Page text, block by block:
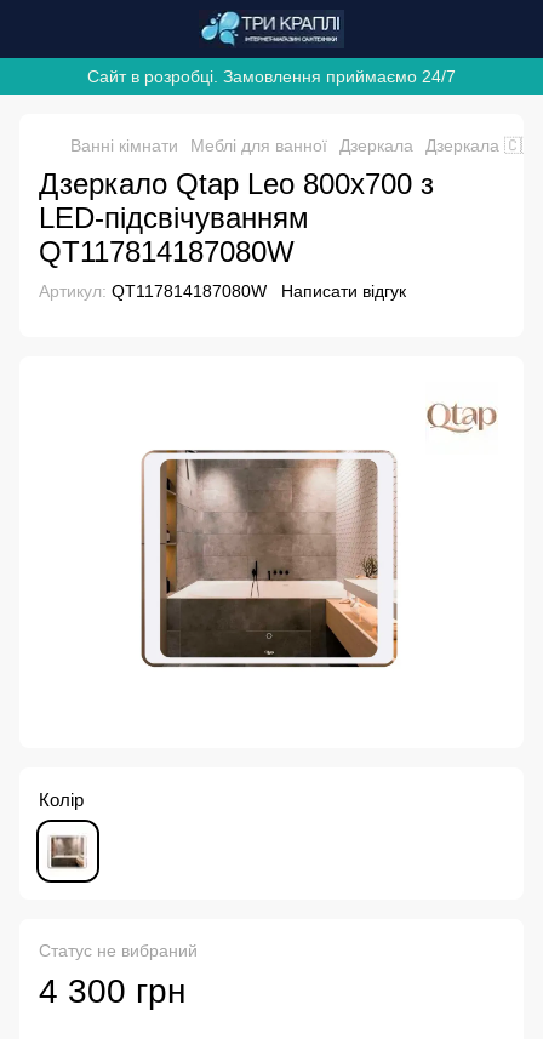
Сайт в розробці. Замовлення приймаємо 24/7
Ванні кімнати Меблі для ванної Дзеркала Дзеркала
Дзеркало Qtap Leo 800х700 з
LED-підсвічуванням
QT117814187080W
Артикул: QT117814187080W Написати відгук
Колір
Статус не вибраний
4 300 грн